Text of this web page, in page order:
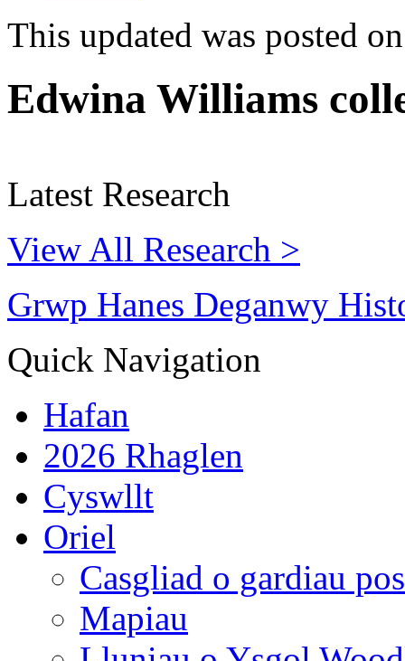
This updated was posted
Edwina Williams
Latest Research
View All Research >
Grwp Hanes Deganwy
Quick Navigation
Hafan
2026 Rhaglen
Cyswllt
Oriel
Casgliad o gardiau
Mapiau